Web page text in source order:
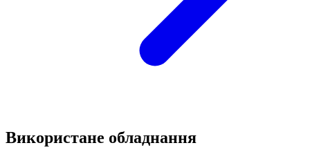
Використане обладнання